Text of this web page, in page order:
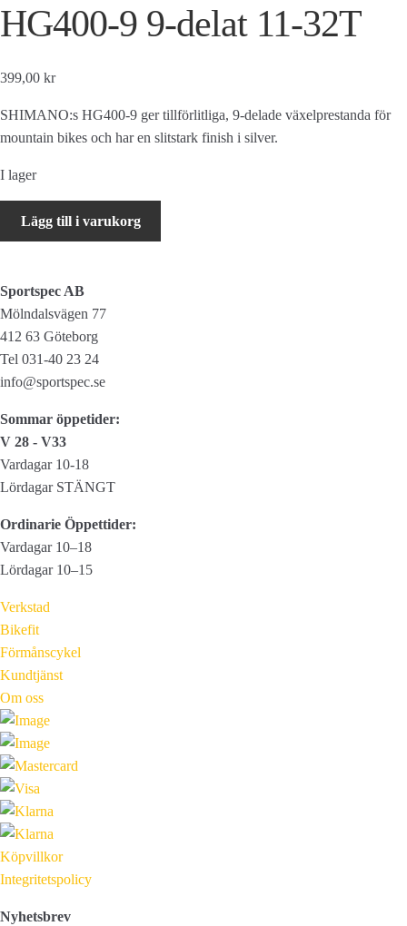
HG400-9 9-delat 11-32T
399,00 kr
SHIMANO:s HG400-9 ger tillförlitliga, 9-delade växelprestanda för
mountain bikes och har en slitstark finish i silver.
I lager
Kassettdrev
mängd
Lägg till i varukorg
Sportspec AB
Mölndalsvägen 77
412 63 Göteborg
Tel 031-40 23 24
info@sportspec.se
Sommar öppetider:
V 28 - V33
Vardagar 10-18
Lördagar STÄNGT
Ordinarie Öppettider:
Vardagar 10–18
Lördagar 10–15
Verkstad
Bikefit
Förmånscykel
Kundtjänst
Om oss
Köpvillkor
Integritetspolicy
Nyhetsbrev